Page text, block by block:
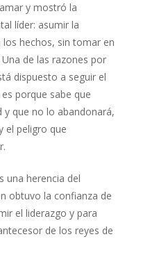
y mostró la
líder: asumir la
hechos, sin tomar en
de las razones por
dispuesto a seguir el
porque sabe que
y que no lo abandonará,
el peligro que
una herencia del
obtuvo la confianza de
el liderazgo y para
de los reyes de